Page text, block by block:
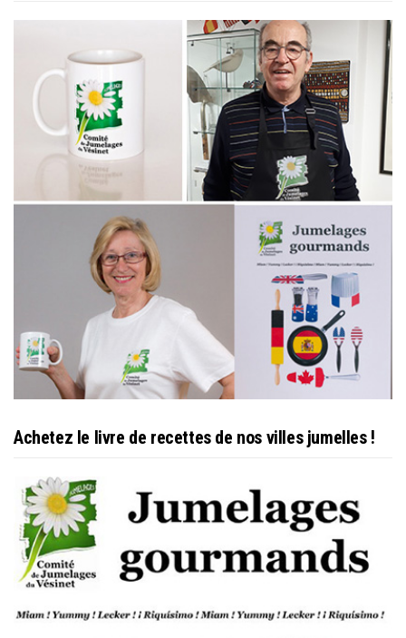
Achetez le livre de recettes de nos villes jumelles !